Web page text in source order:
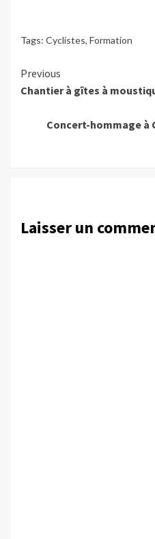
Tags: Cyclistes, Formation
Continue
Reading
Previous
Chantier à gîtes à
Concert-hommage à
Laisser un